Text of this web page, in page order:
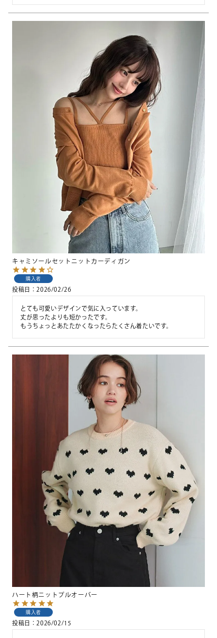
キャミソールセットニットカーディガン
購入者
投稿日 2026/02/26
とても可愛いデザインで気に入っています。
丈が思ったよりも短かったです。
もうちょっとあたたかくなったらたくさん着たいです。
ハート柄ニットプルオーバー
購入者
投稿日 2026/02/15